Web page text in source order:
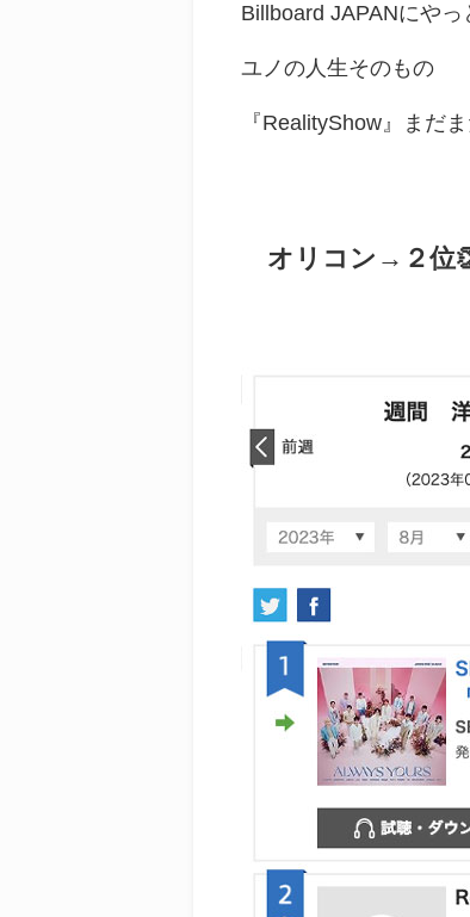
Billboard JAPANにやっ
ユノの人生そのもの
『RealityShow』まだ
オリコン→２位